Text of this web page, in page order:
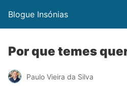
Blogue Insónias
Por que temes
Paulo Vieira da Silva